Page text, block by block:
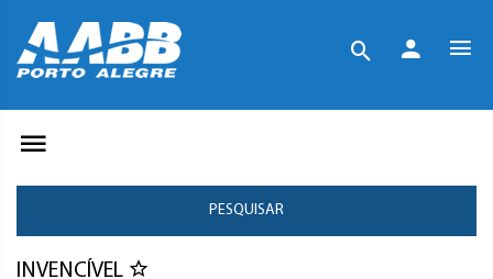
PESQUISAR
INVENCÍVEL